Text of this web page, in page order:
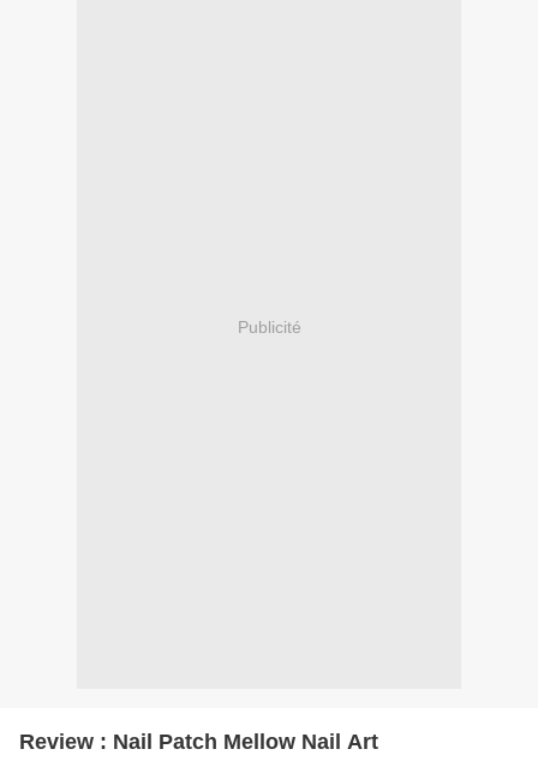
Publicité
Review : Nail Patch Mellow Nail Art